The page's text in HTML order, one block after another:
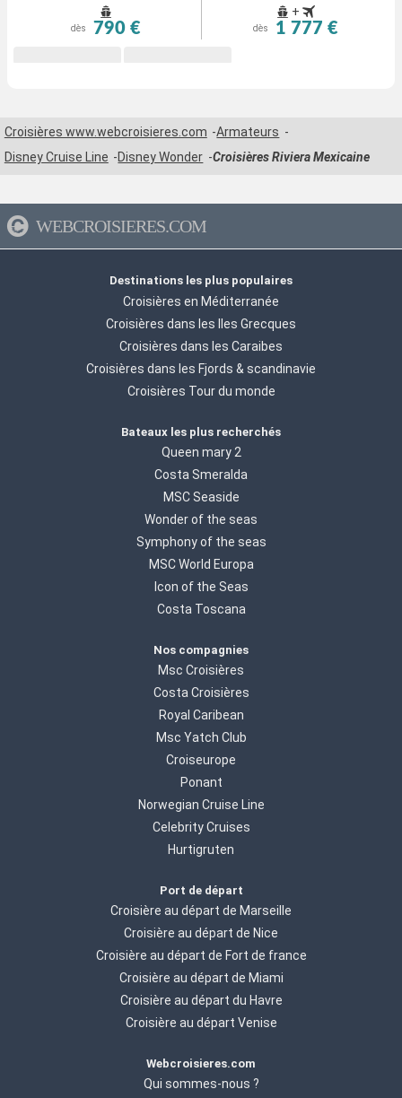
dès 790 €
+
dès 1 777 €
Croisières www.webcroisieres.com
Armateurs
Disney Cruise Line
Disney Wonder Croisières Riviera Mexicaine
WEBCROISIERES.COM
Destinations les plus populaires
Croisières en Méditerranée
Croisières dans les Iles Grecques
Croisières dans les Caraibes
Croisières dans les Fjords & scandinavie
Croisières Tour du monde
Bateaux les plus recherchés
Queen mary 2
Costa Smeralda
MSC Seaside
Wonder of the seas
Symphony of the seas
MSC World Europa
Icon of the Seas
Costa Toscana
Nos compagnies
Msc Croisières
Costa Croisières
Royal Caribean
Msc Yatch Club
Croiseurope
Ponant
Norwegian Cruise Line
Celebrity Cruises
Hurtigruten
Port de départ
Croisière au départ de Marseille
Croisière au départ de Nice
Croisière au départ de Fort de france
Croisière au départ de Miami
Croisière au départ du Havre
Croisière au départ Venise
Webcroisieres.com
Qui sommes-nous ?